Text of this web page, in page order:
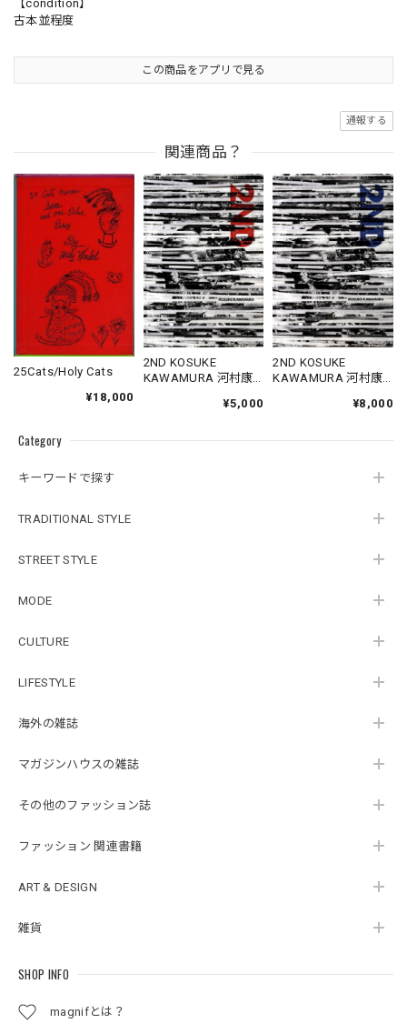
Category
キーワードで探す
TRADITIONAL STYLE
STREET STYLE
MODE
CULTURE
LIFESTYLE
海外の雑誌
マガジンハウスの雑誌
その他のファッション誌
ファッション 関連書籍
ART & DESIGN
雑貨
SHOP INFO
magnifとは？
【condition】
古本並程度
この商品をアプリで見る
通報する
関連商品？
25Cats/Holy Cats
¥18,000
2ND KOSUKE
KAWAMURA 河村康
¥5,000
2ND KOSUKE
KAWAMURA 河村康
シルク手刷りポスト
¥8,000